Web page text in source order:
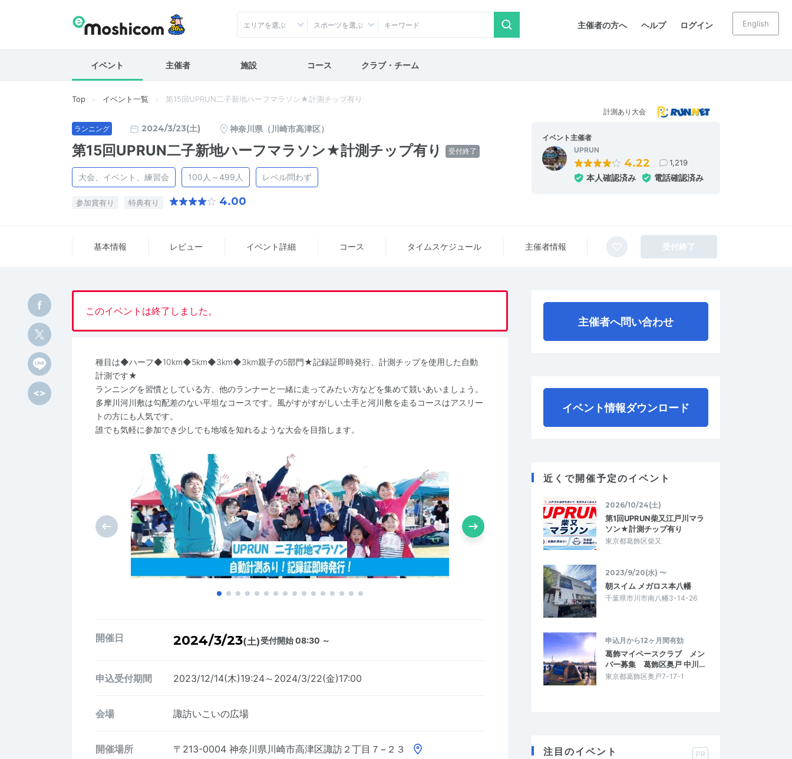
主催者の方へ ヘルプ ログイン
エリアを選ぶ スポーツを選ぶ English
イベント 主催者 施設 コース クラブ・チーム
Top イベント一覧 第15回UPRUN二子新地ハーフマラソン★計測チップ有り
ランニング
計測あり大会
2024/3/23(土) 神奈川県（川崎市高津区）
第15回UPRUN二子新地ハーフマラソン★計測チップ有り 受付終了
大会、イベント、練習会 100人～499人 レベル問わず
参加賞有り 特典有り 4.00
イベント主催者
UPRUN
4.22 1,219
本人確認済み 電話確認済み
基本情報 レビュー イベント詳細 コース タイム スケジュール 主催者情報 受付終了
このイベントは終了しました。
種目は◆ハーフ◆10km◆5km◆3km◆3km親子の5部門★記録証即時発行、計測チップを使用した自動
計測です★
ランニングを習慣としている方、他のランナーと一緒に走ってみたい方などを集めて競いあいましょう。
多摩川河川敷は勾配差のない平坦なコースです。風がすがすがしい土手と河川敷を走るコースはアスリー
トの方にも人気です。
誰でも気軽に参加でき少しでも地域を知れるような大会を目指します。
開催日 2024/3/23(土)受付開始 08:30 ～
申込受付期間 2023/12/14(木)19:24～2024/3/22(金)17:00
会場 諏訪いこいの広場
開催場所 〒213-0004 神奈川県川崎市高津区諏訪２丁目７−２３
主催者へ問い合わせ
イベント情報ダウンロード
近くで開催予定のイベント
2026/10/24(土)
第1回UPRUN柴又江戸川マラ
ソン★計測チップ有り
東京都葛飾区柴又
2023/9/20(水) 〜
朝スイム メガロス本八幡
千葉県市川市南八幡3-14-26
申込月から12ヶ月間有効
葛飾マイペースクラブ メン
バー募集 葛飾区奥戸 中川…
東京都葛飾区奥戸7-17-1
注目のイベント PR